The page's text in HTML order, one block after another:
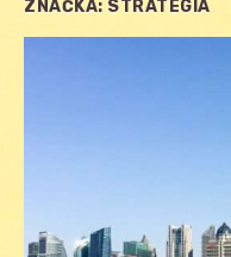
ZNAČKA: STRATÉGIA